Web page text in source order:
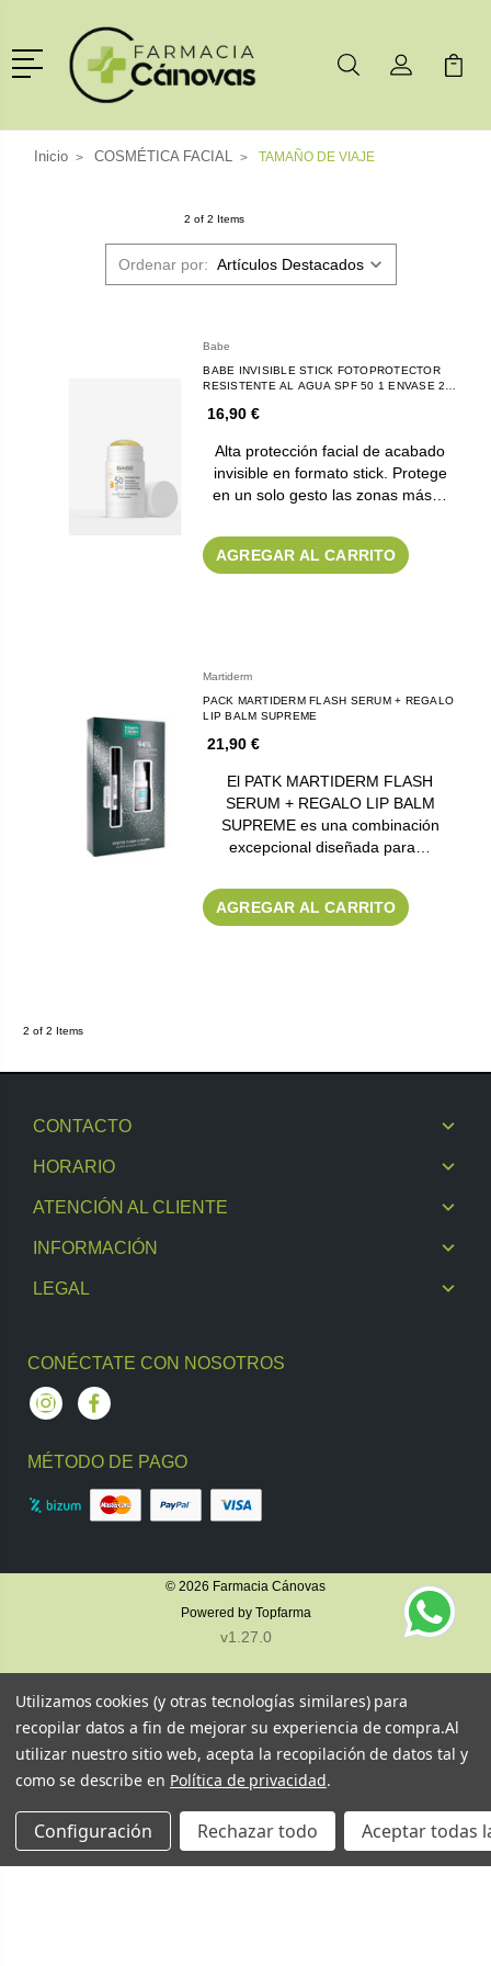
Menú
BuscarMi Cuenta
Mi
Inicio COSMÉTICA FACIAL TAMAÑO DE VIAJE
2 of 2 Items
Ordenar por:
Babe
BABE INVISIBLE STICK FOTOPROTECTOR
RESISTENTE AL AGUA SPF 50 1 ENVASE 20
16,90 €
Alta protección facial de acabado
invisible en formato stick. Protege
en un solo gesto las zonas más…
AGREGAR AL CARRITO
Martiderm
PACK MARTIDERM FLASH SERUM + REGALO
LIP BALM SUPREME
21,90 €
El PATK MARTIDERM FLASH
SERUM + REGALO LIP BALM
SUPREME es una combinación
excepcional diseñada para…
AGREGAR AL CARRITO
2 of 2 Items
CONTACTO
HORARIO
ATENCIÓN AL CLIENTE
INFORMACIÓN
LEGAL
CONÉCTATE CON NOSOTROS
InstagramFacebook
MÉTODO DE PAGO
© 2026 Farmacia Cánovas
Powered by Topfarma
v1.27.0
Utilizamos cookies (y otras tecnologías similares) para
recopilar datos a fin de mejorar su experiencia de compra.Al
utilizar nuestro sitio web, acepta la recopilación de datos tal y
como se describe en Política de privacidad.
Configuración Rechazar todo Aceptar todas